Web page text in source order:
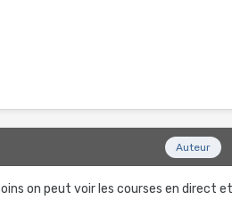
Auteur
on peut voir les courses en direct